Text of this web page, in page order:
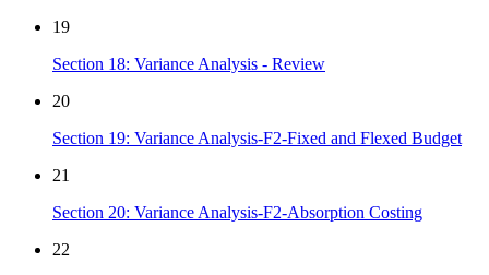
19
Section 18: Variance Analysis - Review
20
Section 19: Variance Analysis-F2-Fixed and Flexed Budget
21
Section 20: Variance Analysis-F2-Absorption Costing
22